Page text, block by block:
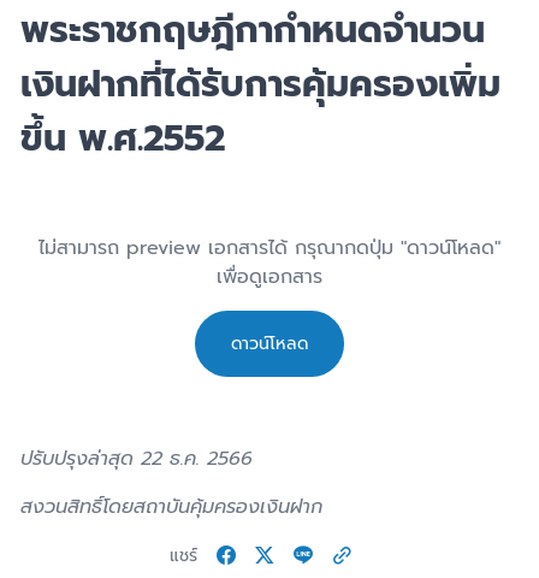
พระราชกฤษฎีกากำหนดจำนวน
เงินฝากที่ได้รับการคุ้มครองเพิ่ม
ขึ้น พ.ศ.2552
ไม่สามารถ preview เอกสารได้ กรุณากดปุ่ม "ดาวน์โหลด"
เพื่อดูเอกสาร
ดาวน์โหลด
ปรับปรุงล่าสุด 22 ธ.ค. 2566
สงวนสิทธิ์โดยสถาบันคุ้มครองเงินฝาก
แชร์